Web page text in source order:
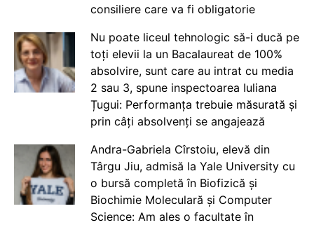
consiliere care va fi obligatorie
Nu poate liceul tehnologic să-i ducă pe
toți elevii la un Bacalaureat de 100%
absolvire, sunt care au intrat cu media
2 sau 3, spune inspectoarea Iuliana
Țugui: Performanța trebuie măsurată și
prin câți absolvenți se angajează
Andra-Gabriela Cîrstoiu, elevă din
Târgu Jiu, admisă la Yale University cu
o bursă completă în Biofizică și
Biochimie Moleculară și Computer
Science: Am ales o facultate în